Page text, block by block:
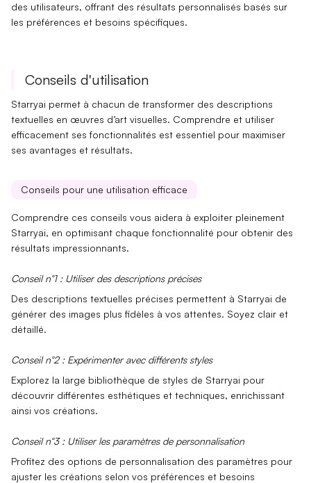
des utilisateurs, offrant des résultats personnalisés basés sur
les préférences et besoins spécifiques.
Conseils d'utilisation
Starryai permet à chacun de transformer des descriptions
textuelles en œuvres d’art visuelles. Comprendre et utiliser
efficacement ses fonctionnalités est essentiel pour maximiser
ses avantages et résultats.
Conseils pour une utilisation efficace
Comprendre ces conseils vous aidera à exploiter pleinement
Starryai, en optimisant chaque fonctionnalité pour obtenir des
résultats impressionnants.
Conseil n°1 : Utiliser des descriptions précises
Des descriptions textuelles précises permettent à Starryai de
générer des images plus fidèles à vos attentes. Soyez clair et
détaillé.
Conseil n°2 : Expérimenter avec différents styles
Explorez la large bibliothèque de styles de Starryai pour
découvrir différentes esthétiques et techniques, enrichissant
ainsi vos créations.
Conseil n°3 : Utiliser les paramètres de personnalisation
Profitez des options de personnalisation des paramètres pour
ajuster les créations selon vos préférences et besoins